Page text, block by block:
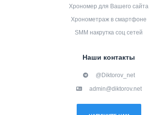
Хрономер для Вашего сайта
Хронометраж в смартфоне
SMM накрутка соц сетей
Наши контакты
@Diktorov_net
admin@diktorov.net